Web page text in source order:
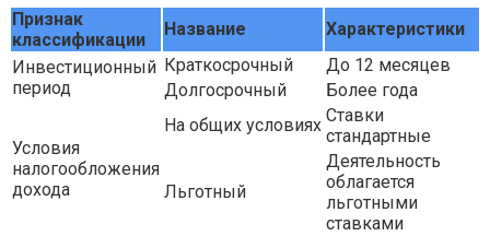
Признак
классификации
Название
Характеристики
Инвестиционный
период
Краткосрочный
До 12 месяцев
Долгосрочный
Более года
Условия
налогообложения
дохода
На общих условиях Ставки
стандартные
Льготный
Деятельность
облагается
льготными
ставками